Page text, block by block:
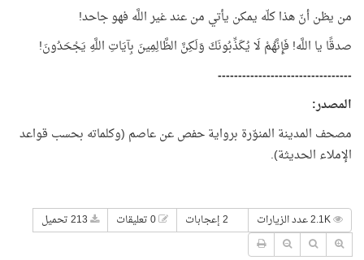
من يظن أنّ هذا كلّه يمكن يأتي من عند غير اللَّه فهو جاحد!
صدقًا يا اللَّه! فَإِنَّهُمْ لَا يُكَذِّبُونَكَ وَلَكِنَّ الظَّالِمِينَ بِآيَاتِ اللَّهِ يَجْحَدُونَ!
---------------------------------
المصدر:
مصحف المدينة المنوّرة برواية حفص عن عاصم (وكلماته بحسب قواعد
الإملاء الحديثة).
2 إعجابات